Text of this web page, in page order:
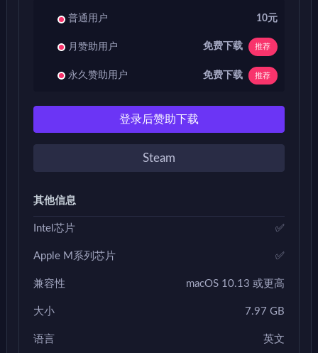
普通用户 10元
月赞助用户 免费下载 推荐
永久赞助用户 免费下载 推荐
登录后赞助下载
Steam
其他信息
Intel芯片 ✅
Apple M系列芯片 ✅
兼容性 macOS 10.13 或更高
大小 7.97 GB
语言 英文